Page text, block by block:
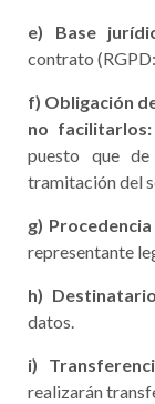
e) Base
contrato
f) Obligación
no facilitarlos:
puesto que
tramitación del
g)
representante
h)
datos.
i)
realizarán